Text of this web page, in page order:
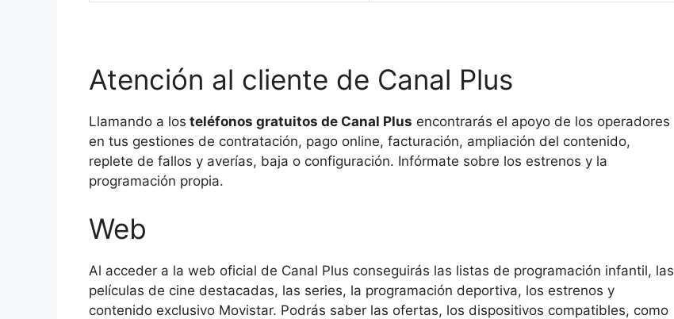
Atención al cliente de Canal Plus
Llamando a los teléfonos gratuitos de Canal Plus encontrarás el apoyo de los operadores
en tus gestiones de contratación, pago online, facturación, ampliación del contenido,
replete de fallos y averías, baja o configuración. Infórmate sobre los estrenos y la
programación propia.
Web
Al acceder a la web oficial de Canal Plus conseguirás las listas de programación infantil, las
películas de cine destacadas, las series, la programación deportiva, los estrenos y
contenido exclusivo Movistar. Podrás saber las ofertas, los dispositivos compatibles, como